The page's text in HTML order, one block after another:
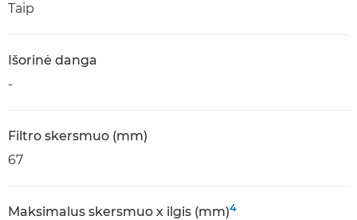
Taip
Išorinė danga
-
Filtro skersmuo (mm)
67
Maksimalus skersmuo x ilgis (mm)4